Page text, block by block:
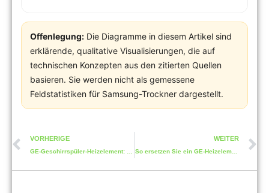
Offenlegung: Die Diagramme in diesem Artikel sind
erklärende, qualitative Visualisierungen, die auf
technischen Konzepten aus den zitierten Quellen
basieren. Sie werden nicht als gemessene
Feldstatistiken für Samsung-Trockner dargestellt.
VORHERIGE WEITER
So ersetzen Sie ein GE-Heizelement für den Ofen